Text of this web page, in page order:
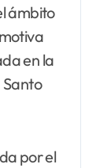
ámbito
en la
por el